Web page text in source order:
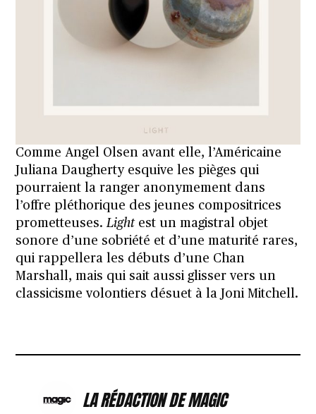
Comme Angel Olsen avant elle, l’Américaine
Juliana Daugherty esquive les pièges qui
pourraient la ranger anonymement dans
l’offre pléthorique des jeunes compositrices
prometteuses.Lightest un magistral objet
sonore d’une sobriété et d’une maturité rares,
qui rappellera les débuts d’une Chan
Marshall, mais qui sait aussi glisser vers un
classicisme volontiers désuet à la Joni Mitchell.
LA RÉDACTION DE MAGIC